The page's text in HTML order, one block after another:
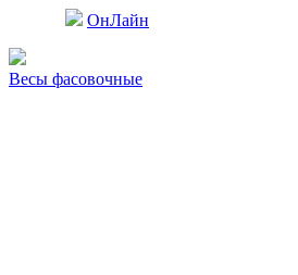
ОнЛайн
Весы фасовочные